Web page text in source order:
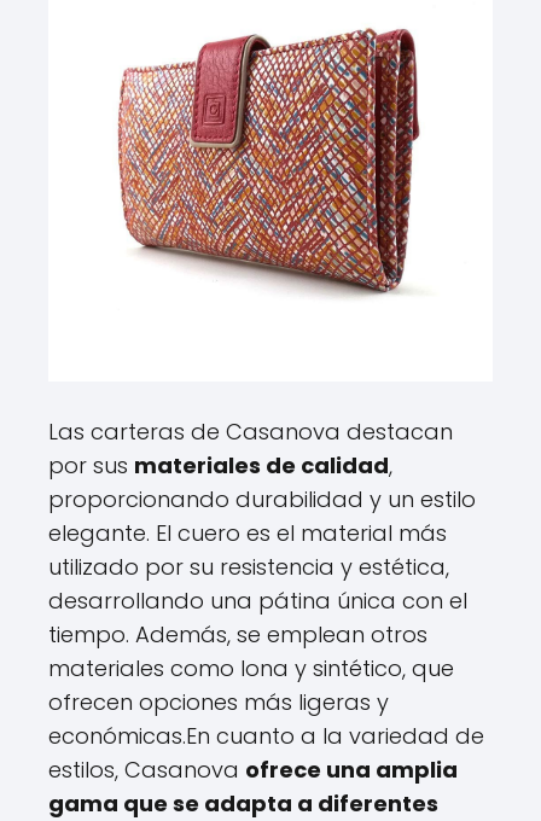
Las carteras de Casanova destacan
por sus materiales de calidad,
proporcionando durabilidad y un estilo
elegante. El cuero es el material más
utilizado por su resistencia y estética,
desarrollando una pátina única con el
tiempo. Además, se emplean otros
materiales como lona y sintético, que
ofrecen opciones más ligeras y
económicas.En cuanto a la variedad de
estilos, Casanova ofrece una amplia
gama que se adapta a diferentes